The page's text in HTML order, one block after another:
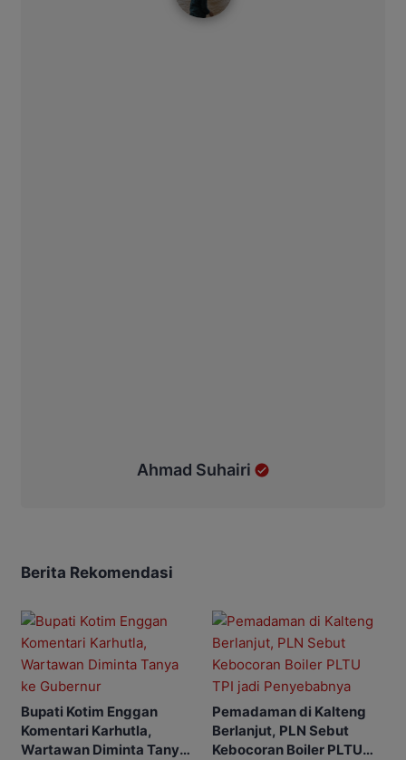
Ahmad Suhairi
Berita Rekomendasi
Bupati Kotim Enggan
Komentari Karhutla,
Wartawan Diminta Tanya
Pemadaman di Kalteng
Berlanjut, PLN Sebut
Kebocoran Boiler PLTU